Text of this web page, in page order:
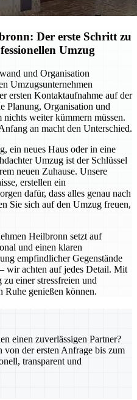
Der erste Schritt zu
Umzug
und Organisation
Umzugsunternehmen
ersten Kontaktaufnahme auf der
Planung, Organisation und
weiter kümmern müssen.
an macht den Unterschied.
ein neues Haus oder in eine
Umzug ist der Schlüssel
neuen Zuhause. Unsere
erstellen ein
dafür, dass alles genau nach
Sie sich auf den Umzug freuen,
Heilbronn setzt auf
und einen klaren
empfindlicher Gegenstände
wir achten auf jedes Detail. Mit
einer stressfreien und
Ruhe genießen können.
einen zuverlässigen Partner?
von der ersten Anfrage bis zum
transparent und